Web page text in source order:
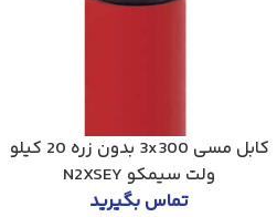
کابل مسی 3x300 بدون زره 20 کیلو
ولت سیمکو N2XSEY
تماس بگیرید